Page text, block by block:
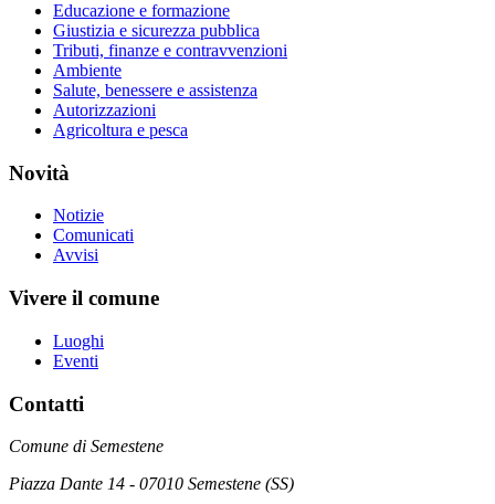
Educazione e formazione
Giustizia e sicurezza pubblica
Tributi, finanze e contravvenzioni
Ambiente
Salute, benessere e assistenza
Autorizzazioni
Agricoltura e pesca
Novità
Notizie
Comunicati
Avvisi
Vivere il comune
Luoghi
Eventi
Contatti
Comune di Semestene
Piazza Dante 14 - 07010 Semestene (SS)